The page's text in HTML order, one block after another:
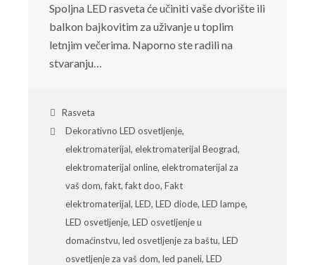
Spoljna LED rasveta će učiniti vaše dvorište ili
balkon bajkovitim za uživanje u toplim
letnjim večerima. Naporno ste radili na
stvaranju…
Rasveta
Dekorativno LED osvetljenje,
elektromaterijal, elektromaterijal Beograd,
elektromaterijal online, elektromaterijal za
vaš dom,fakt,fakt doo, Fakt
elektromaterijal, LED, LED diode, LED lampe,
LED osvetljenje, LED osvetljenje u
domaćinstvu, led osvetljenje za baštu, LED
osvetljenje za vaš dom, led paneli, LED